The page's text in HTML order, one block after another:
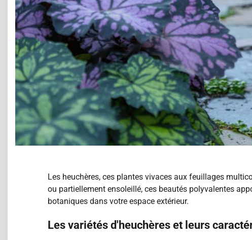
Les heuchères, ces plantes vivaces aux feuillages
ou partiellement ensoleillé, ces beautés polyvalentes
botaniques dans votre espace extérieur.
Les variétés d'heuchères et leurs